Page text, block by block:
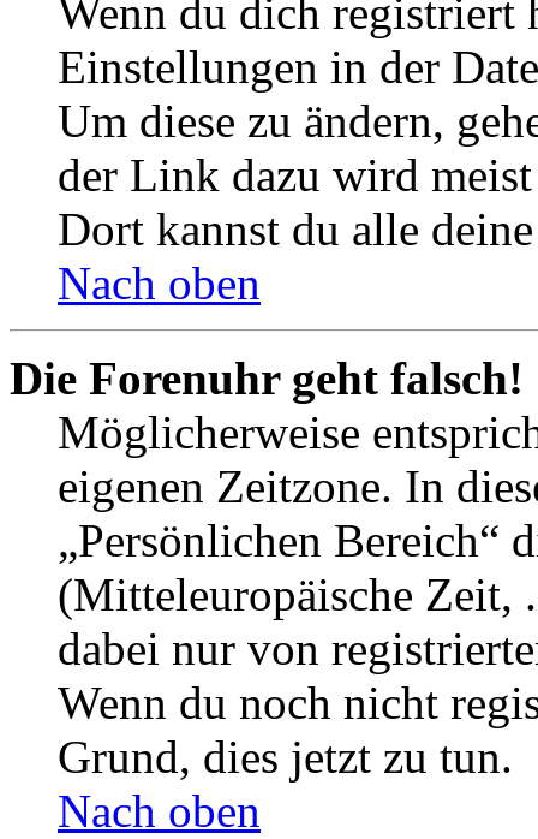
Wenn du dich registriert
Einstellungen in der
Um diese zu ändern,
der Link dazu wird
Dort kannst du alle
Nach oben
Die Forenuhr geht falsch!
Möglicherweise
eigenen Zeitzone. In
„Persönlichen Bereich“
(Mitteleuropäische Zeit,
dabei nur von
Wenn du noch nicht
Grund, dies jetzt zu tun.
Nach oben